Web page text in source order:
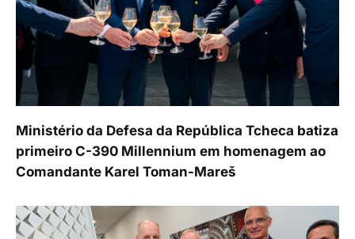
Ministério da Defesa da República Tcheca batiza
primeiro C-390 Millennium em homenagem ao
Comandante Karel Toman-Mareš